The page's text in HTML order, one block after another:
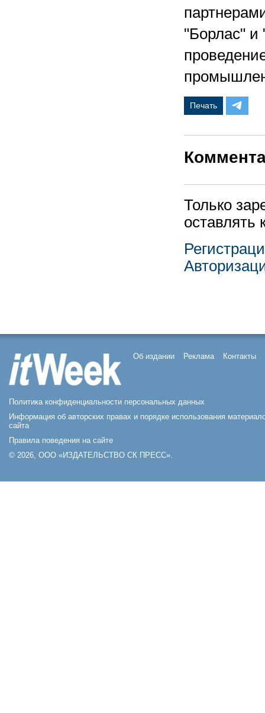
"Борлас"
Печать
Только
оставлять
Об издании Реклама Контакты
Политика конфиденциальности персональных данных
Информация об авторских правах и порядке использования
сайта
Правила поведения на сайте
© 2026, ООО «ИЗДАТЕЛЬСТВО СК ПРЕСС».